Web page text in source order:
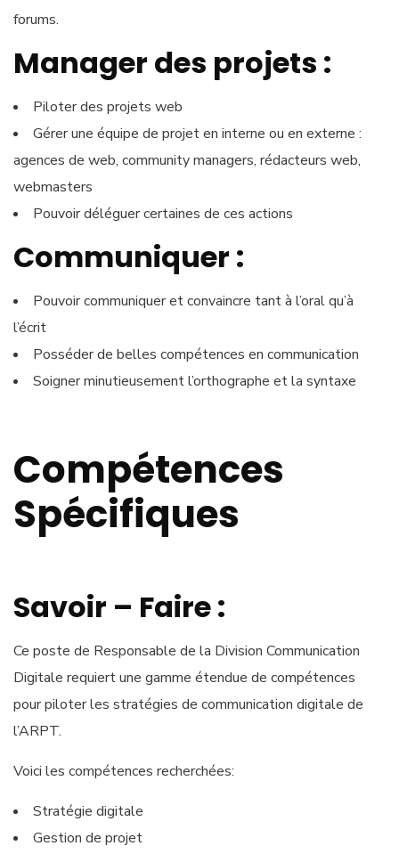
forums.
Manager des projets :
Piloter des projets web
Gérer une équipe de projet en interne ou en externe :
agences de web, community managers, rédacteurs web,
webmasters
Pouvoir déléguer certaines de ces actions
Communiquer :
Pouvoir communiquer et convaincre tant à l’oral qu’à
l’écrit
Posséder de belles compétences en communication
Soigner minutieusement l’orthographe et la syntaxe
Compétences
Spécifiques
Savoir – Faire :
Ce poste de Responsable de la Division Communication
Digitale requiert une gamme étendue de compétences
pour piloter les stratégies de communication digitale de
l’ARPT.
Voici les compétences recherchées:
Stratégie digitale
Gestion de projet